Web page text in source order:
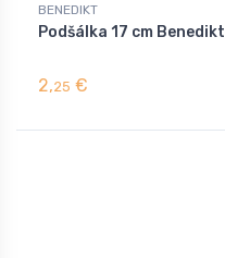
BENEDIKT
Podšálka 17 cm Benedikt
2,25 €